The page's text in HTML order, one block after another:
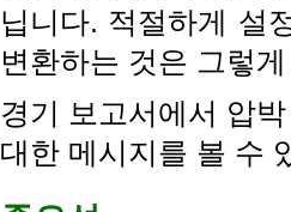
닙니다. 적절하게 설
변환하는 것은 그렇
경기 보고서에서 압
대한 메시지를 볼 수